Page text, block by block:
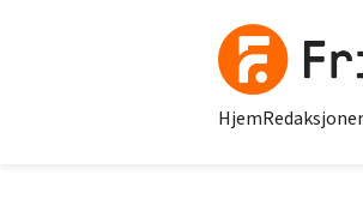
HjemRedaksjoner